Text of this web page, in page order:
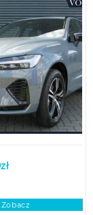
zł
Zobacz